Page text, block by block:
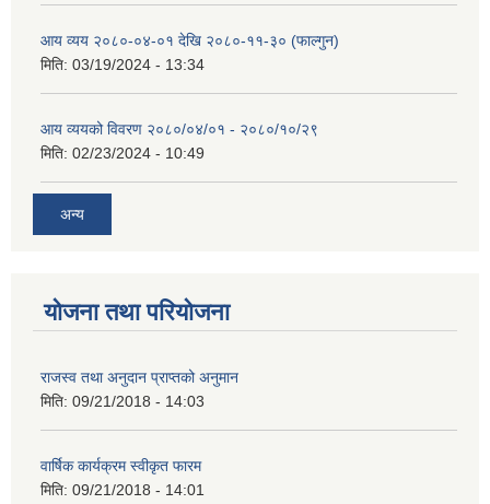
आय व्यय २०८०-०४-०१ देखि २०८०-११-३० (फाल्गुन)
मिति: 03/19/2024 - 13:34
आय व्ययको विवरण २०८०/०४/०१ - २०८०/१०/२९
मिति: 02/23/2024 - 10:49
अन्य
योजना तथा परियोजना
राजस्व तथा अनुदान प्राप्तको अनुमान
मिति: 09/21/2018 - 14:03
वार्षिक कार्यक्रम स्वीकृत फारम
मिति: 09/21/2018 - 14:01